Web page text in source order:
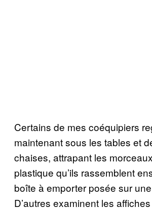
Certains de mes coéquipiers
maintenant sous les tables et
chaises, attrapant les
plastique qu’ils rassemblent
boîte à emporter posée sur
D’autres examinent les